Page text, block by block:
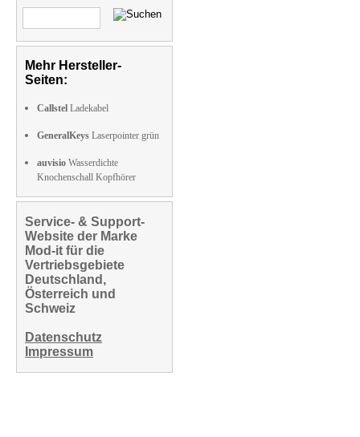
Mehr Hersteller-
Seiten:
Callstel Ladekabel
GeneralKeys Laserpointer grün
auvisio Wasserdichte
Knochenschall Kopfhörer
Service- & Support-
Website der Marke
Mod-it für die
Vertriebsgebiete
Deutschland,
Österreich und
Schweiz
Datenschutz
Impressum